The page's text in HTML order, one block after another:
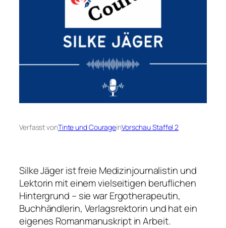
Verfasst vonTinte und CourageinVorschau Staffel 2
Silke Jäger ist freie Medizinjournalistin und
Lektorin mit einem vielseitigen beruflichen
Hintergrund – sie war Ergotherapeutin,
Buchhändlerin, Verlagsrektorin und hat ein
eigenes Romanmanuskript in Arbeit.